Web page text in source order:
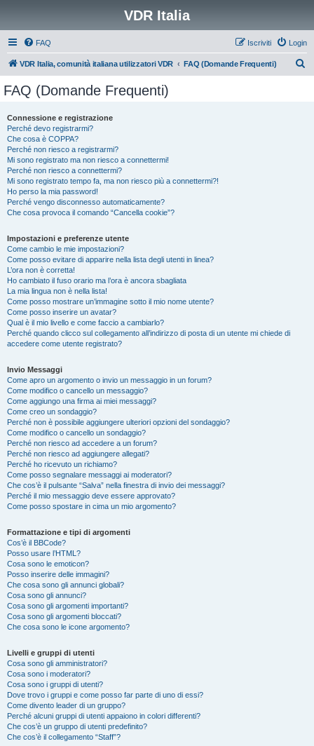
VDR Italia
FAQ Login
Iscriviti
VDR Italia, comunità italiana utilizzatori VDR FAQ (Domande Frequenti)
FAQ (Domande Frequenti)
Connessione e registrazione
Perché devo registrarmi?
Che cosa è COPPA?
Perché non riesco a registrarmi?
Mi sono registrato ma non riesco a connettermi!
Perché non riesco a connettermi?
Mi sono registrato tempo fa, ma non riesco più a connettermi?!
Ho perso la mia password!
Perché vengo disconnesso automaticamente?
Che cosa provoca il comando “Cancella cookie”?
Impostazioni e preferenze utente
Come cambio le mie impostazioni?
Come posso evitare di apparire nella lista degli utenti in linea?
L’ora non è corretta!
Ho cambiato il fuso orario ma l’ora è ancora sbagliata
La mia lingua non è nella lista!
Come posso mostrare un’immagine sotto il mio nome utente?
Come posso inserire un avatar?
Qual è il mio livello e come faccio a cambiarlo?
Perché quando clicco sul collegamento all’indirizzo di posta di un utente mi chiede di
accedere come utente registrato?
Invio Messaggi
Come apro un argomento o invio un messaggio in un forum?
Come modifico o cancello un messaggio?
Come aggiungo una firma ai miei messaggi?
Come creo un sondaggio?
Perché non è possibile aggiungere ulteriori opzioni del sondaggio?
Come modifico o cancello un sondaggio?
Perché non riesco ad accedere a un forum?
Perché non riesco ad aggiungere allegati?
Perché ho ricevuto un richiamo?
Come posso segnalare messaggi ai moderatori?
Che cos’è il pulsante “Salva” nella finestra di invio dei messaggi?
Perché il mio messaggio deve essere approvato?
Come posso spostare in cima un mio argomento?
Formattazione e tipi di argomenti
Cos’è il BBCode?
Posso usare l’HTML?
Cosa sono le emoticon?
Posso inserire delle immagini?
Che cosa sono gli annunci globali?
Cosa sono gli annunci?
Cosa sono gli argomenti importanti?
Cosa sono gli argomenti bloccati?
Che cosa sono le icone argomento?
Livelli e gruppi di utenti
Cosa sono gli amministratori?
Cosa sono i moderatori?
Cosa sono i gruppi di utenti?
Dove trovo i gruppi e come posso far parte di uno di essi?
Come divento leader di un gruppo?
Perché alcuni gruppi di utenti appaiono in colori differenti?
Che cos’è un gruppo di utenti predefinito?
Che cos’è il collegamento “Staff”?